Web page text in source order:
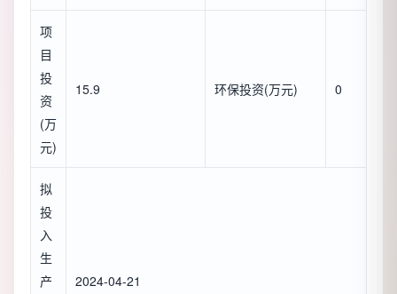
项
目
投
资
(万
元)
15.9 环保投资(万元) 0
拟
投
入
生
产
2024-04-21